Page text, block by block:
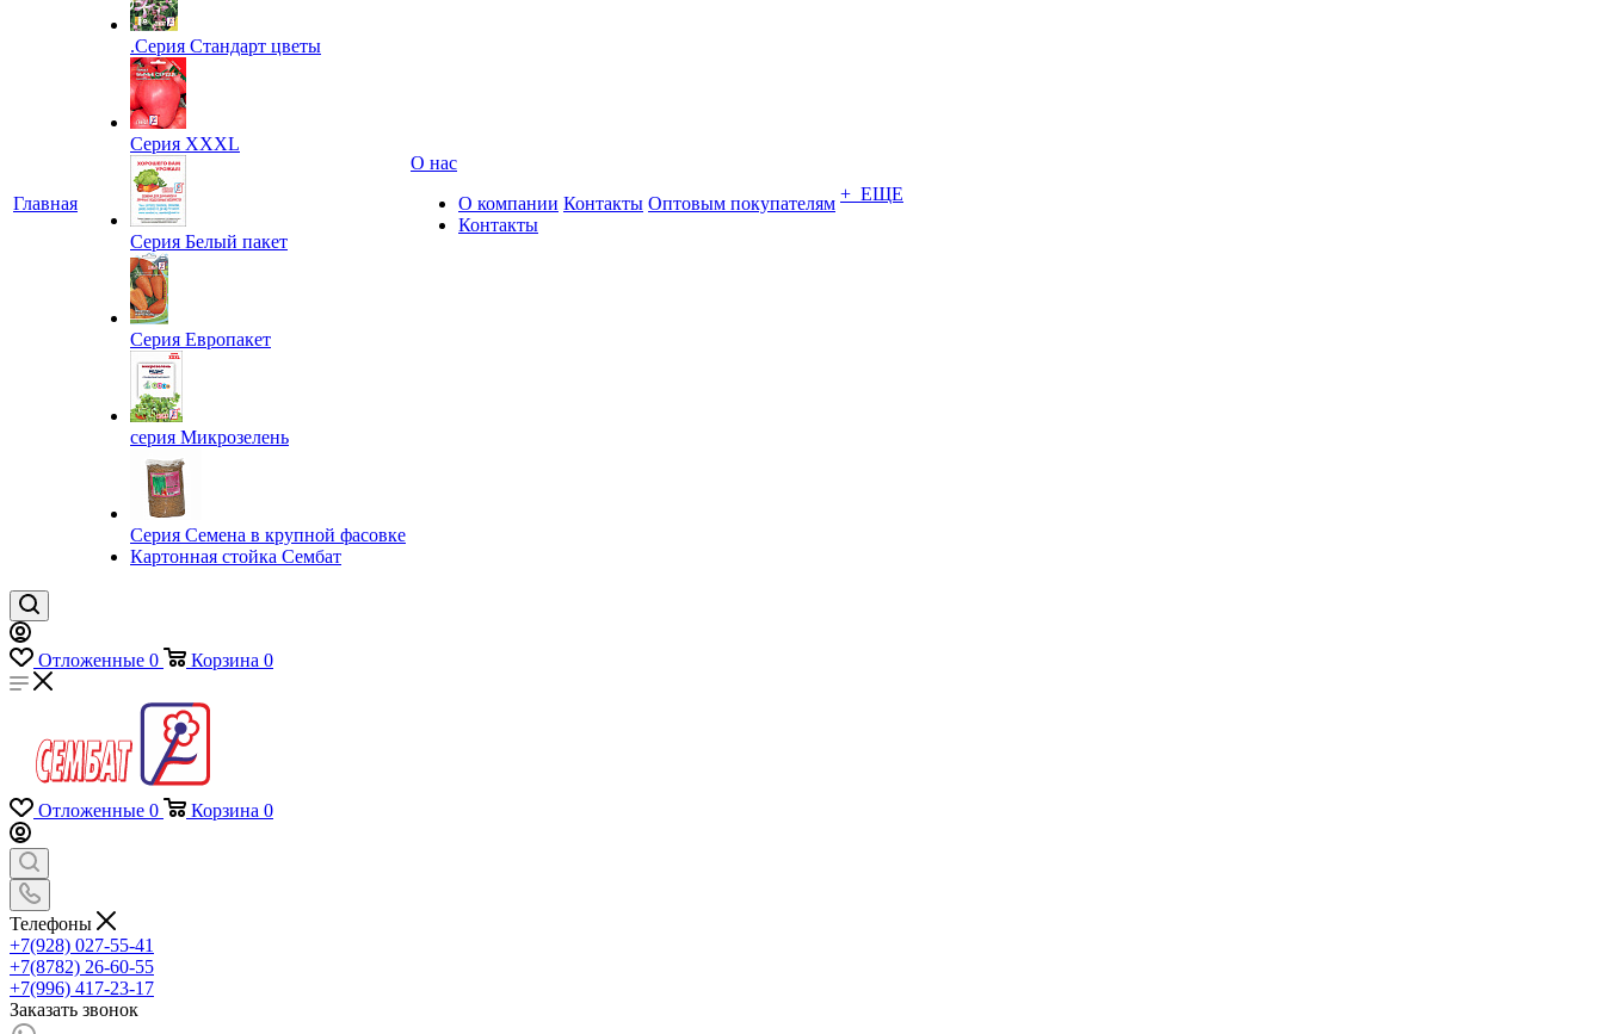
Главная
.Серия Стандарт цветы
Серия XXXL
Серия Белый пакет
Серия Европакет
серия Микрозелень
Серия Семена в крупной фасовке
Картонная стойка Сембат
О нас
О компании
Контакты
Контакты Оптовым покупателям + ЕЩЕ
Отложенные 0 Корзина 0
Отложенные 0 Корзина 0
Телефоны
+7(928) 027-55-41
+7(8782) 26-60-55
+7(996) 417-23-17
Заказать звонок